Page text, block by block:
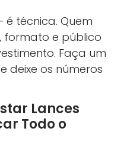
é técnica. Quem
formato e público
Faça um
deixe os números
Lances
Todo o